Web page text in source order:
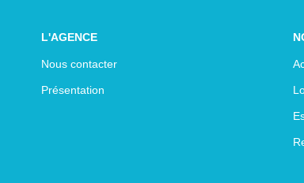
L'AGENCE
Nous contacter
Présentation